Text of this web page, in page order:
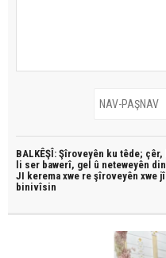
BALKÊŞÎ: Şîroveyên ku têde; çêr,
li ser bawerî, gel û neteweyên
JI kerema xwe re şîroveyên xwe
binivîsin